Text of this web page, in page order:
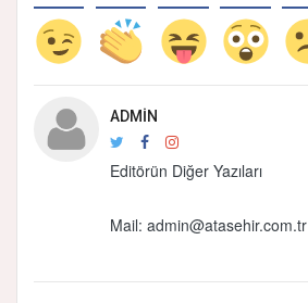
ADMIN
Editörün Diğer Yazıları
Mail: admin@atasehir.com.tr